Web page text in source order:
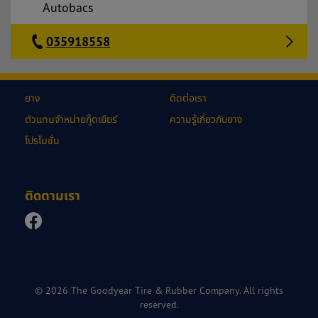
Autobacs
035918558
ยาง
ตัวแทนจำหน่ายกู๊ดเยียร์
โปรโมชั่น
ติดต่อเรา
ความรู้เกี่ยวกับยาง
ติดตามเรา
© 2026 The Goodyear Tire & Rubber Company. All rights
reserved.